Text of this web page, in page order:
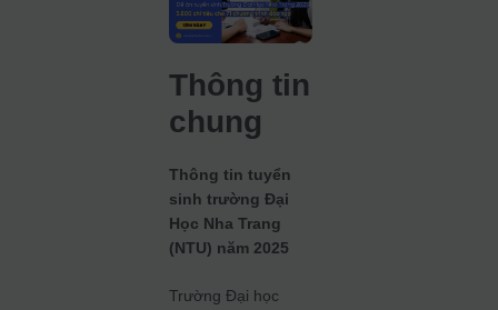
Thông tin
chung
Thông tin tuyển
sinh trường Đại
Học Nha Trang
(NTU) năm 2025
Trường Đại học